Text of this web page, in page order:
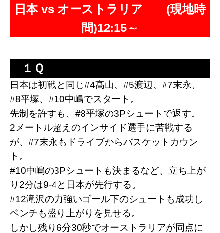
日本 vs オーストラリア (現地時
間)12:15～
１Ｑ
日本は初戦と同じ#4髙山、#5渡辺、#7末永、
#8平塚、#10中嶋でスタート。
先制を許すも、#8平塚の3Pシュートで返す。
2メートル超えのインサイド選手に苦戦する
が、#7末永もドライブからバスケットカウン
ト。
#10中嶋の3Pシュートも決まるなど、立ち上が
り2分は9-4と日本が先行する。
#12滝沢の力強いゴール下のシュートも成功し
ベンチも盛り上がりを見せる。
しかし残り6分30秒でオーストラリアが同点に